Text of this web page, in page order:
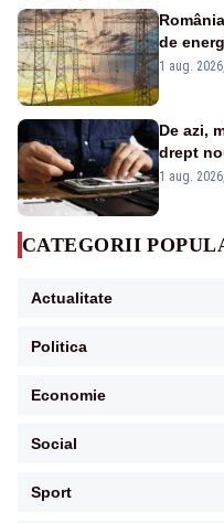
de
Analiză
1 aug.
De azi,
drept
un
1 aug.
CATEGORII
Actualitate
Politica
Economie
Social
Sport